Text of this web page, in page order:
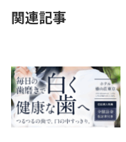
関連記事